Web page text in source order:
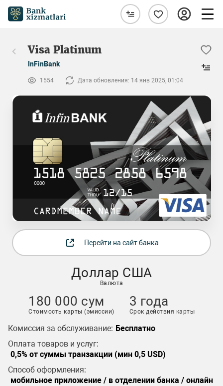
Visa Platinum
InFinBank
1554 Дата обновления: 14 янв 2025, 01:04
Перейти на сайт банка
Доллар США
Валюта
180 000 сум
Стоимость карты (эмиссии)
3 года
Срок действия карты
Комиссия за обслуживание: Бесплатно
Оплата товаров и услуг:
0,5% от суммы транзакции (мин 0,5 USD)
Способ оформления:
мобильное приложение / в отделении банка / онлайн